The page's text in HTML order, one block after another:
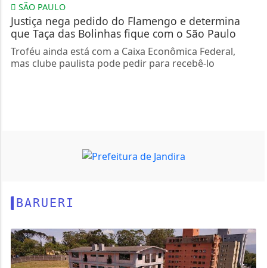
SÃO PAULO
Justiça nega pedido do Flamengo e determina
que Taça das Bolinhas fique com o São Paulo
Troféu ainda está com a Caixa Econômica Federal,
mas clube paulista pode pedir para recebê-lo
BARUERI